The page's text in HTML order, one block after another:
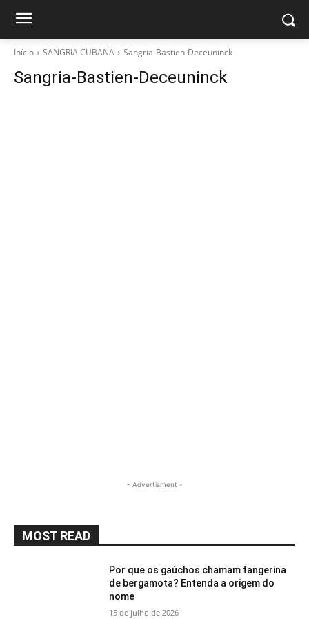
Início SANGRIA CUBANA Sangria-Bastien-Deceuninck
Sangria-Bastien-Deceuninck
- Advertisment -
MOST READ
Por que os gaúchos chamam tangerina
de bergamota? Entenda a origem do
nome
15 de julho de 2026